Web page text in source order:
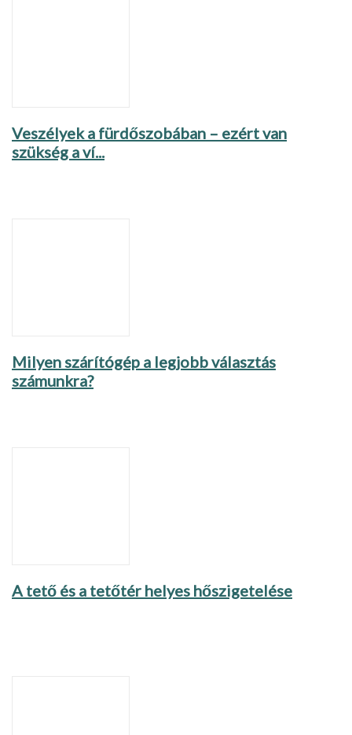
Veszélyek a fürdőszobában – ezért van
szükség a ví...
Milyen szárítógép a legjobb választás
számunkra?
A tető és a tetőtér helyes hőszigetelése